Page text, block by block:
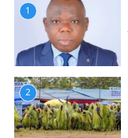
1
2